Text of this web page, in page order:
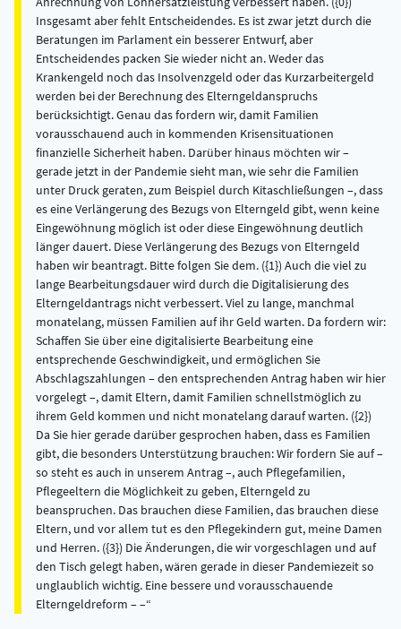
Insgesamt aber fehlt Entscheidendes. Es ist zwar jetzt durch die
Beratungen im Parlament ein besserer Entwurf, aber
Entscheidendes packen Sie wieder nicht an. Weder das
Krankengeld noch das Insolvenzgeld oder das Kurzarbeitergeld
werden bei der Berechnung des Elterngeldanspruchs
berücksichtigt. Genau das fordern wir, damit Familien
vorausschauend auch in kommenden Krisensituationen
finanzielle Sicherheit haben. Darüber hinaus möchten wir –
gerade jetzt in der Pandemie sieht man, wie sehr die Familien
unter Druck geraten, zum Beispiel durch Kitaschließungen –, dass
es eine Verlängerung des Bezugs von Elterngeld gibt, wenn keine
Eingewöhnung möglich ist oder diese Eingewöhnung deutlich
länger dauert. Diese Verlängerung des Bezugs von Elterngeld
haben wir beantragt. Bitte folgen Sie dem. ({1}) Auch die viel zu
lange Bearbeitungsdauer wird durch die Digitalisierung des
Elterngeldantrags nicht verbessert. Viel zu lange, manchmal
monatelang, müssen Familien auf ihr Geld warten. Da fordern wir:
Schaffen Sie über eine digitalisierte Bearbeitung eine
entsprechende Geschwindigkeit, und ermöglichen Sie
Abschlagszahlungen – den entsprechenden Antrag haben wir hier
vorgelegt –, damit Eltern, damit Familien schnellstmöglich zu
ihrem Geld kommen und nicht monatelang darauf warten. ({2})
Da Sie hier gerade darüber gesprochen haben, dass es Familien
gibt, die besonders Unterstützung brauchen: Wir fordern Sie auf –
so steht es auch in unserem Antrag –, auch Pflegefamilien,
Pflegeeltern die Möglichkeit zu geben, Elterngeld zu
beanspruchen. Das brauchen diese Familien, das brauchen diese
Eltern, und vor allem tut es den Pflegekindern gut, meine Damen
und Herren. ({3}) Die Änderungen, die wir vorgeschlagen und auf
den Tisch gelegt haben, wären gerade in dieser Pandemiezeit so
unglaublich wichtig. Eine bessere und vorausschauende
Elterngeldreform – –